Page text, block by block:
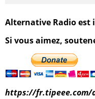
Alternative Radio est
Si vous aimez,
https://fr.tipeee.com/